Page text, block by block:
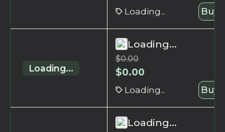
Loading... Buy
Loading...
Loading...
$0.00
$0.00
Loading... Buy
Loading...